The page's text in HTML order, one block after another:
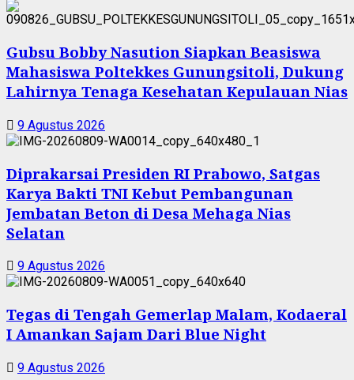
Gubsu Bobby Nasution Siapkan Beasiswa
Mahasiswa Poltekkes Gunungsitoli, Dukung
Lahirnya Tenaga Kesehatan Kepulauan Nias
9 Agustus 2026
Diprakarsai Presiden RI Prabowo, Satgas
Karya Bakti TNI Kebut Pembangunan
Jembatan Beton di Desa Mehaga Nias
Selatan
9 Agustus 2026
Tegas di Tengah Gemerlap Malam, Kodaeral
I Amankan Sajam Dari Blue Night
9 Agustus 2026